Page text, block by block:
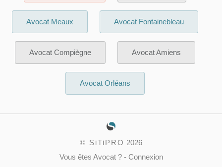
Avocat Meaux Avocat Fontainebleau
Avocat Compiègne Avocat Amiens
Avocat Orléans
© SiTiPRO 2026
Vous êtes Avocat ?- Connexion